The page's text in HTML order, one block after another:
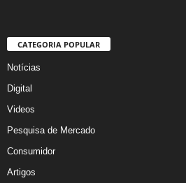
CATEGORIA POPULAR
Notícias
Digital
Videos
Pesquisa de Mercado
Consumidor
Artigos